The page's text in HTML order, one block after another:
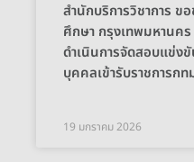
สำนักบริการวิชาการ ข
ศึกษา กรุงเทพมหานคร
ดำเนินการจัดสอบแข่ง
บุคคลเข้ารับราชการกท
19 มกราคม 2026